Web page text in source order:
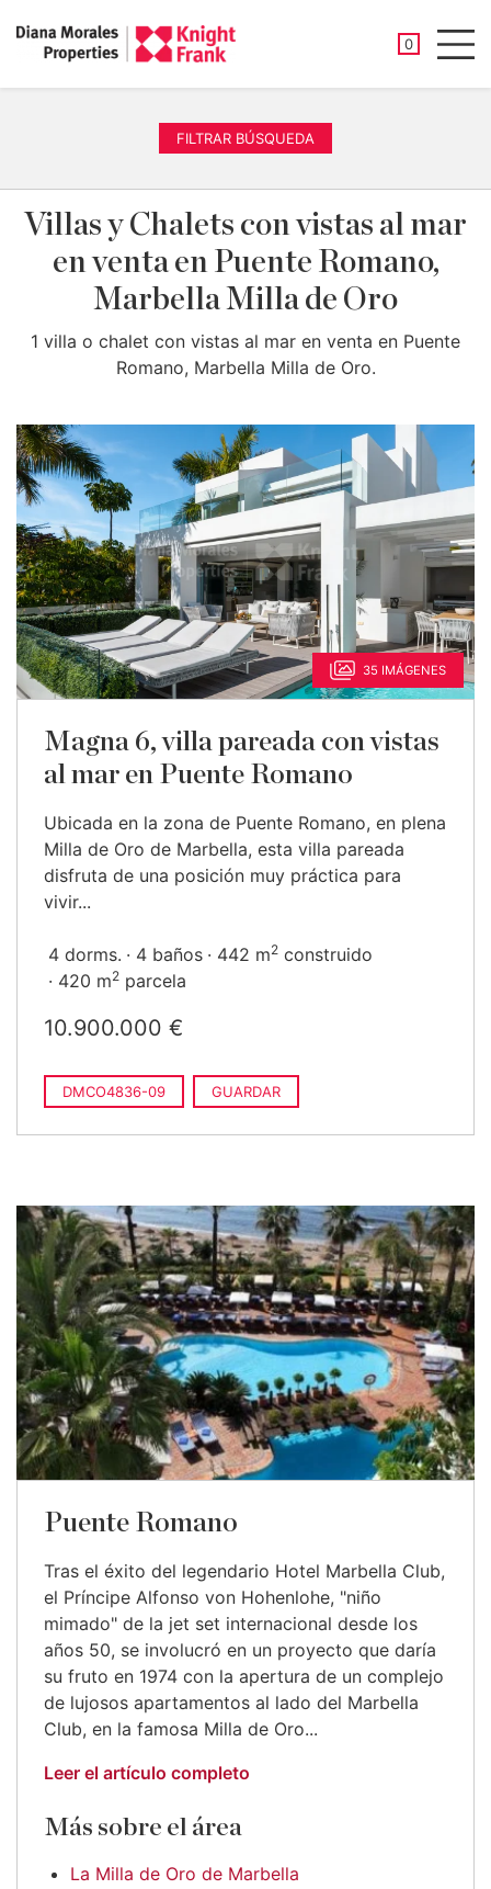
0
FILTRAR BÚSQUEDA
Villas y Chalets con vistas al mar
en venta en Puente Romano,
Marbella Milla de Oro
1 villa o chalet con vistas al mar en venta en Puente
Romano, Marbella Milla de Oro.
35 IMÁGENES
Magna 6, villa pareada con vistas
al mar en Puente Romano
Ubicada en la zona de Puente Romano, en plena
Milla de Oro de Marbella, esta villa pareada
disfruta de una posición muy práctica para
vivir...
4 dorms. 4 baños 442 m2 construido
420 m2 parcela
10.900.000 €
DMCO4836-09 GUARDAR
Puente Romano
Tras el éxito del legendario Hotel Marbella Club,
el Príncipe Alfonso von Hohenlohe, "niño
mimado" de la jet set internacional desde los
años 50, se involucró en un proyecto que daría
su fruto en 1974 con la apertura de un complejo
de lujosos apartamentos al lado del Marbella
Club, en la famosa Milla de Oro...
Leer el artículo completo
Más sobre el área
La Milla de Oro de Marbella